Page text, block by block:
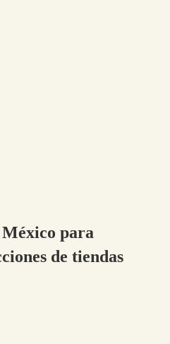
para
de tiendas